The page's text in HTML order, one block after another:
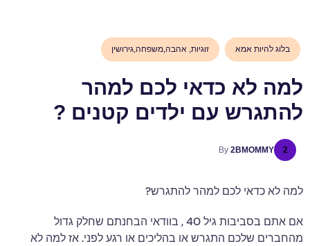
בלוג להיות אמא זוגיות, אהבה,משפחה,גירושין
למה לא כדאי לכם למהר
להתגרש עם ילדים קטנים ?
2
By 2BMOMMY
למה לא כדאי לכם למהר להתגרש?
אם אתם בסביבות גיל 40 , בוודאי הבחנתם שחלק גדול
מהחברים שלכם התגרש או בהליכים או רגע לפני. אז למה לא